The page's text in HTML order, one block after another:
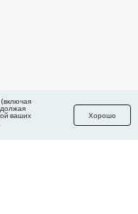
ваших
Хорошо